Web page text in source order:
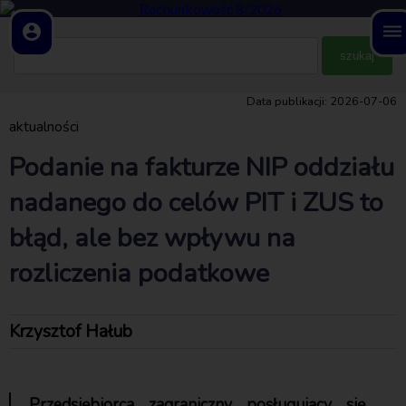
account_circle dehaze
Data publikacji: 2026-07-06
aktualności
Podanie na fakturze NIP oddziału
nadanego do celów PIT i ZUS to
błąd, ale bez wpływu na
rozliczenia podatkowe
Krzysztof Hałub